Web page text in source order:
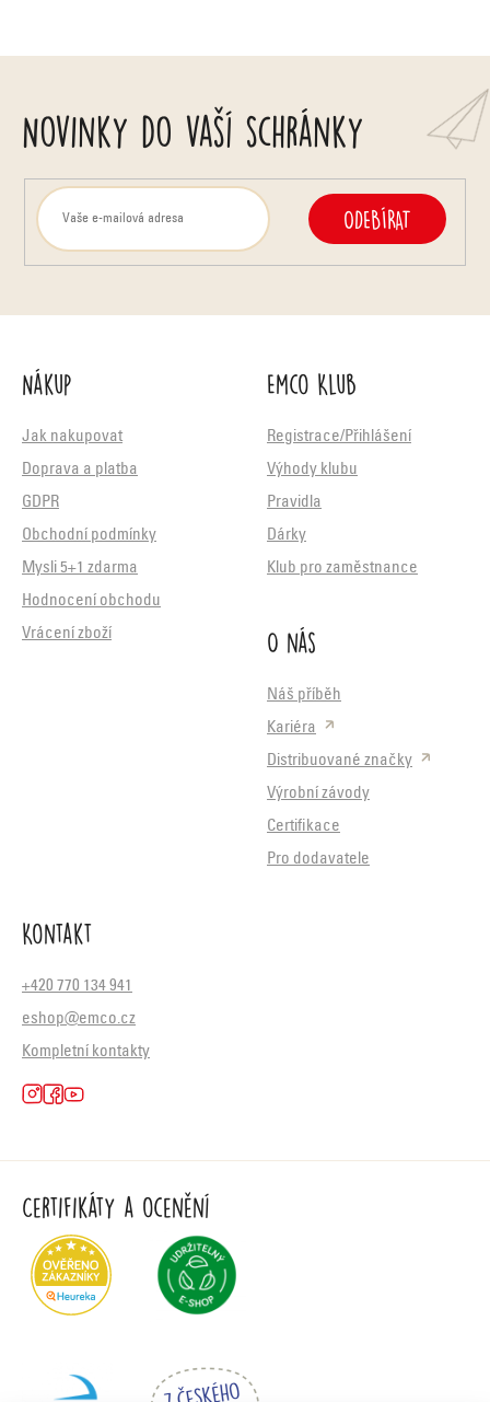
i
u
Novinky do vaší schránky
ODEBÍRAT
Nákup
Jak nakupovat
Doprava a platba
GDPR
Obchodní podmínky
Mysli 5+1 zdarma
Hodnocení obchodu
Vrácení zboží
Emco Klub
Registrace/Přihlášení
Výhody klubu
Pravidla
Dárky
Klub pro zaměstnance
O nás
Náš příběh
Kariéra
Distribuované značky
Výrobní závody
Certifikace
Pro dodavatele
Kontakt
+420 770 134 941
eshop@emco.cz
Kompletní kontakty
Certifikáty a ocenění